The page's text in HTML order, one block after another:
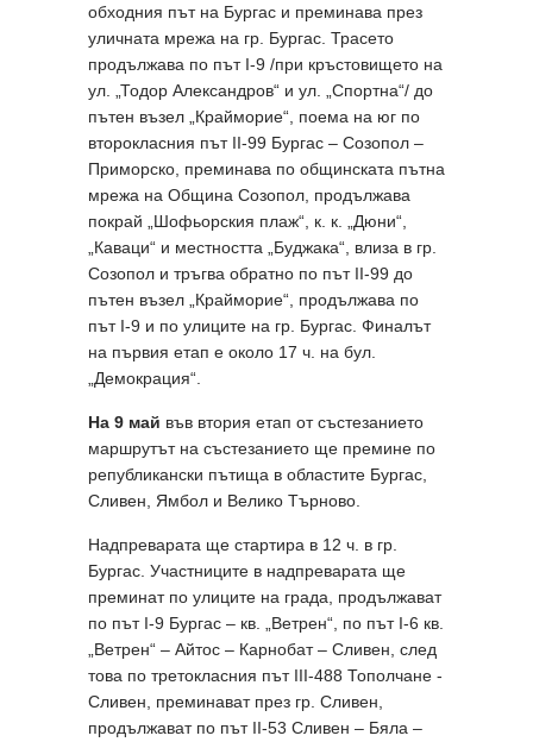
обходния път на Бургас и преминава през
уличната мрежа на гр. Бургас. Трасето
продължава по път I-9 /при кръстовището на
ул. „Тодор Александров“ и ул. „Спортна“/ до
пътен възел „Крайморие“, поема на юг по
второкласния път II-99 Бургас – Созопол –
Приморско, преминава по общинската пътна
мрежа на Община Созопол, продължава
покрай „Шофьорския плаж“, к. к. „Дюни“,
„Каваци“ и местността „Буджака“, влиза в гр.
Созопол и тръгва обратно по път II-99 до
пътен възел „Крайморие“, продължава по
път I-9 и по улиците на гр. Бургас. Финалът
на първия етап е около 17 ч. на бул.
„Демокрация“.
На 9 май във втория етап от състезанието
маршрутът на състезанието ще премине по
републикански пътища в областите Бургас,
Сливен, Ямбол и Велико Търново.
Надпреварата ще стартира в 12 ч. в гр.
Бургас. Участниците в надпреварата ще
преминат по улиците на града, продължават
по път I-9 Бургас – кв. „Ветрен“, по път I-6 кв.
„Ветрен“ – Айтос – Карнобат – Сливен, след
това по третокласния път III-488 Тополчане -
Сливен, преминават през гр. Сливен,
продължават по път II-53 Сливен – Бяла –